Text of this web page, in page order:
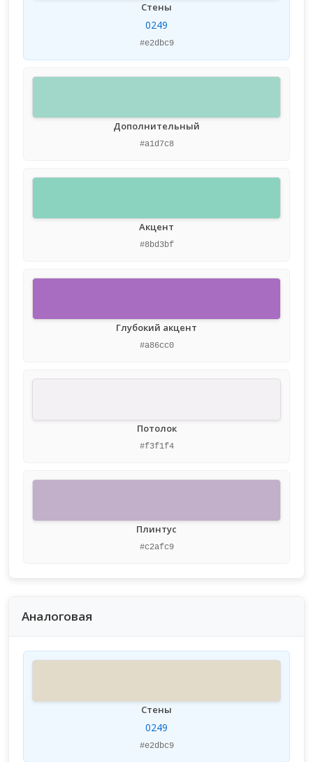
Стены
0249
#e2dbc9
Дополнительный
#a1d7c8
Акцент
#8bd3bf
Глубокий акцент
#a86cc0
Потолок
#f3f1f4
Плинтус
#c2afc9
Аналоговая
Стены
0249
#e2dbc9